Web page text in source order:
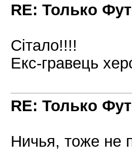
RE: Только
Сітало!!!!
Екс-гравець
RE: Только
Ничья, тоже не